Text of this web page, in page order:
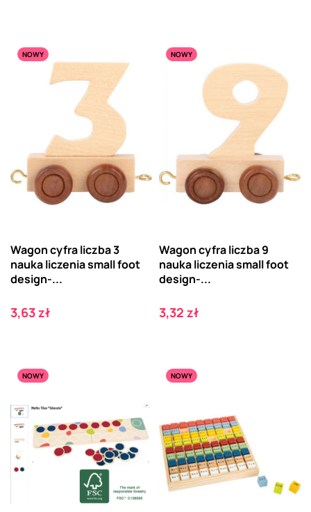
NOWY
Wagon cyfra liczba 3
nauka liczenia small foot
design-...
Cena
3,63 zł
NOWY
Wagon cyfra liczba 9
nauka liczenia small foot
design-...
Cena
3,32 zł
NOWY NOWY